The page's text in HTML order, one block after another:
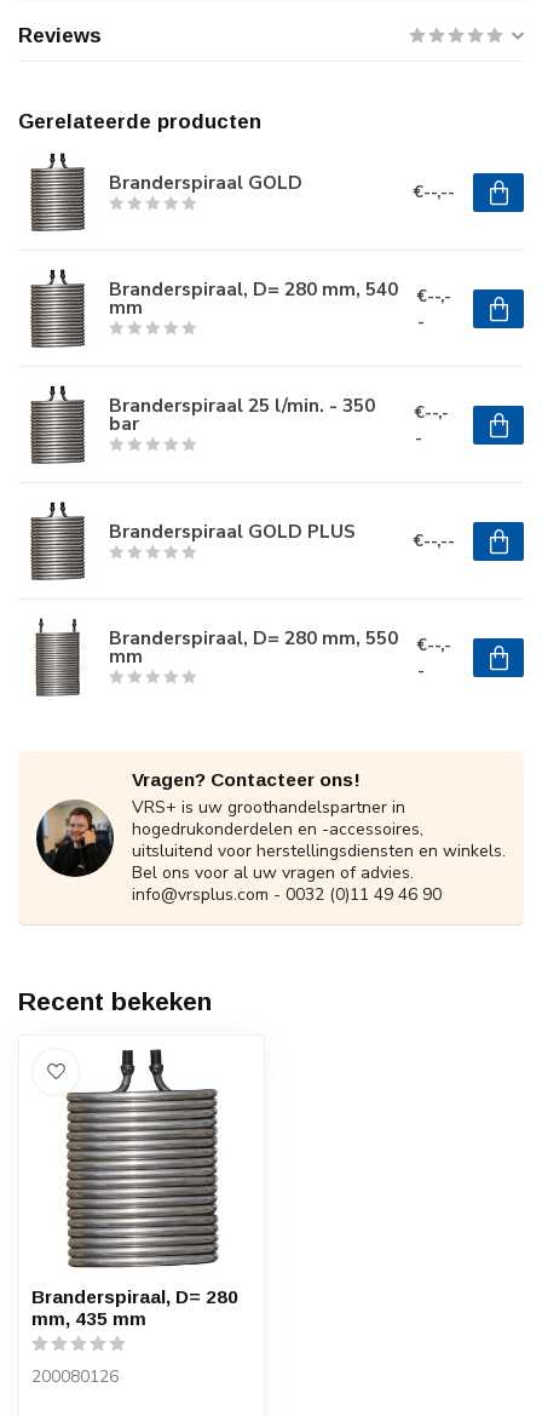
Reviews
Gerelateerde producten
Branderspiraal GOLD €--,--
Branderspiraal, D= 280 mm, 540
mm
€--,-
-
Branderspiraal 25 l/min. - 350
bar
€--,-
-
Branderspiraal GOLD PLUS €--,--
Branderspiraal, D= 280 mm, 550
mm
€--,-
-
Vragen? Contacteer ons!
VRS+ is uw groothandelspartner in
hogedrukonderdelen en -accessoires,
uitsluitend voor herstellingsdiensten en winkels.
Bel ons voor al uw vragen of advies.
info@vrsplus.com - 0032 (0)11 49 46 90
Recent bekeken
Branderspiraal, D= 280
mm, 435 mm
200080126